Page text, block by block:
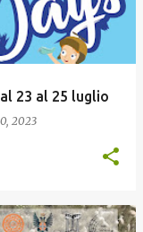
23 al 25 luglio
2023